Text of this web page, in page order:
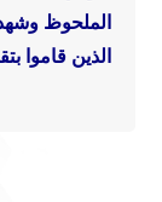
الملحوظ
الذين قاموا